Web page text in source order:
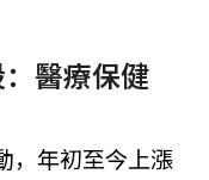
醫療保健
，年初至今上漲